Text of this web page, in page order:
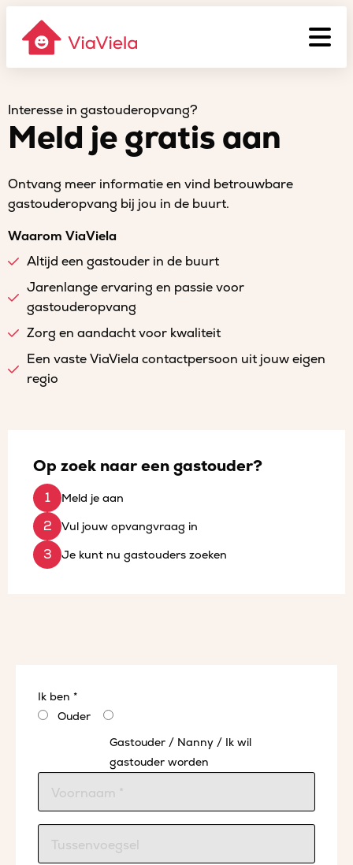
Interesse in gastouderopvang?
Meld je gratis aan
Ontvang meer informatie en vind betrouwbare
gastouderopvang bij jou in de buurt.
Waarom ViaViela
Altijd een gastouder in de buurt
Jarenlange ervaring en passie voor
gastouderopvang
Zorg en aandacht voor kwaliteit
Een vaste ViaViela contactpersoon uit jouw eigen
regio
Op zoek naar een gastouder?
Meld je aan
Vul jouw opvangvraag in
Je kunt nu gastouders zoeken
Ik ben *
Ouder
Gastouder / Nanny / Ik wil
gastouder worden